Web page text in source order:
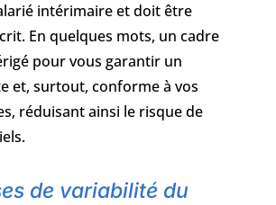
intérimaire et doit être
En quelques mots, un cadre
pour vous garantir un
et, surtout, conforme à vos
réduisant ainsi le risque de
de variabilité du